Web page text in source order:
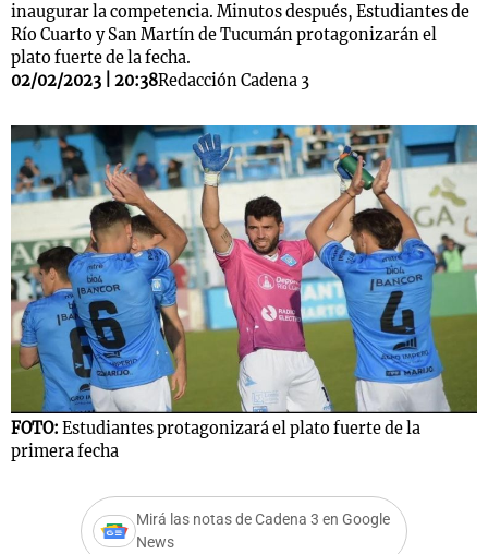
inaugurar la competencia. Minutos después, Estudiantes de
Río Cuarto y San Martín de Tucumán protagonizarán el
plato fuerte de la fecha.
02/02/2023 | 20:38Redacción Cadena 3
FOTO: Estudiantes protagonizará el plato fuerte de la
primera fecha
Mirá las notas de Cadena 3 en Google
News
Notas
Mundial 2026
Notas
La Sole en
Cadena 3